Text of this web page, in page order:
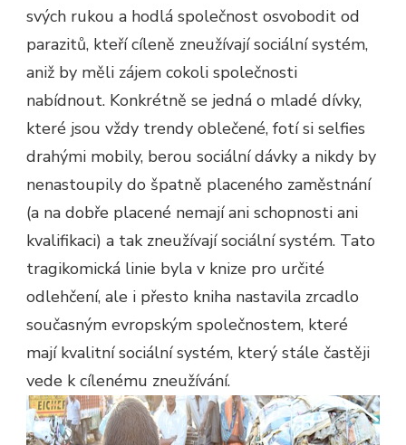
svých rukou a hodlá společnost osvobodit od
parazitů, kteří cíleně zneužívají sociální systém,
aniž by měli zájem cokoli společnosti
nabídnout. Konkrétně se jedná o mladé dívky,
které jsou vždy trendy oblečené, fotí si selfies
drahými mobily, berou sociální dávky a nikdy by
nenastoupily do špatně placeného zaměstnání
(a na dobře placené nemají ani schopnosti ani
kvalifikaci) a tak zneužívají sociální systém. Tato
tragikomická linie byla v knize pro určité
odlehčení, ale i přesto kniha nastavila zrcadlo
současným evropským společnostem, které
mají kvalitní sociální systém, který stále častěji
vede k cílenému zneužívání.